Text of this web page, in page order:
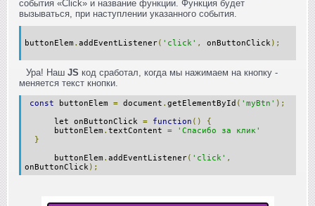
события «Click» и название функции. Функция будет
вызываться, при наступлении указанного события.
buttonElem . addEventListener( 'click' , onButtonClick);
Ура! Наш JS код сработал, когда мы нажимаем на кнопку -
меняется текст кнопки.
const buttonElem = document . getElementById ( 'myBtn' );
let onButtonClick = function ()
{
buttonElem . textContent =
'Спасибо за клик'
}
buttonElem . addEventListener( 'click' ,
onButtonClick);